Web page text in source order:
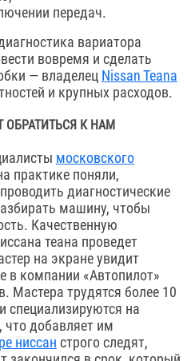
передач.
вариатора
вовремя и сделать
— владелец Nissan Teanа
и крупных расходов.
ОБРАТИТЬСЯ К НАМ
московского
практике поняли,
диагностические
машину, чтобы
Качественную
теана проведет
на экране увидит
в компании «Автопилот»
Мастера трудятся более 10
специализируются на
что добавляет им
ниссан строго следят,